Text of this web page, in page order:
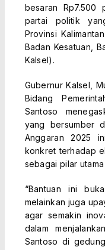
besaran Rp7.500
partai politik
Provinsi
Badan Kesatuan,
Kalsel).
Gubernur Kalsel,
Bidang
Santoso
yang bersumber
Anggaran 2025
konkret terhadap
sebagai pilar
“Bantuan ini
melainkan juga
agar semakin
dalam
Santoso di